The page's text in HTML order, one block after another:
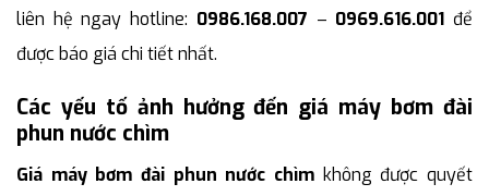
liên hệ ngay hotline: 0986.168.007 – 0969.616.001 để
được báo giá chi tiết nhất.
Các yếu tố ảnh hưởng đến giá máy bơm đài
phun nước chìm
Giá máy bơm đài phun nước chìm không được quyết